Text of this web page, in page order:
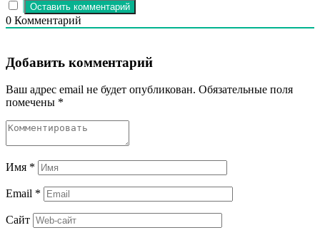
0 Комментарий
Добавить комментарий
Ваш адрес email не будет опубликован. Обязательные поля
помечены *
Имя *
Email *
Сайт